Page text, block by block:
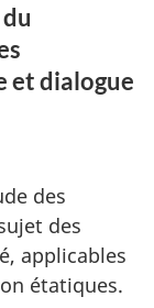
et dialogue
des
des
applicables
étatiques.